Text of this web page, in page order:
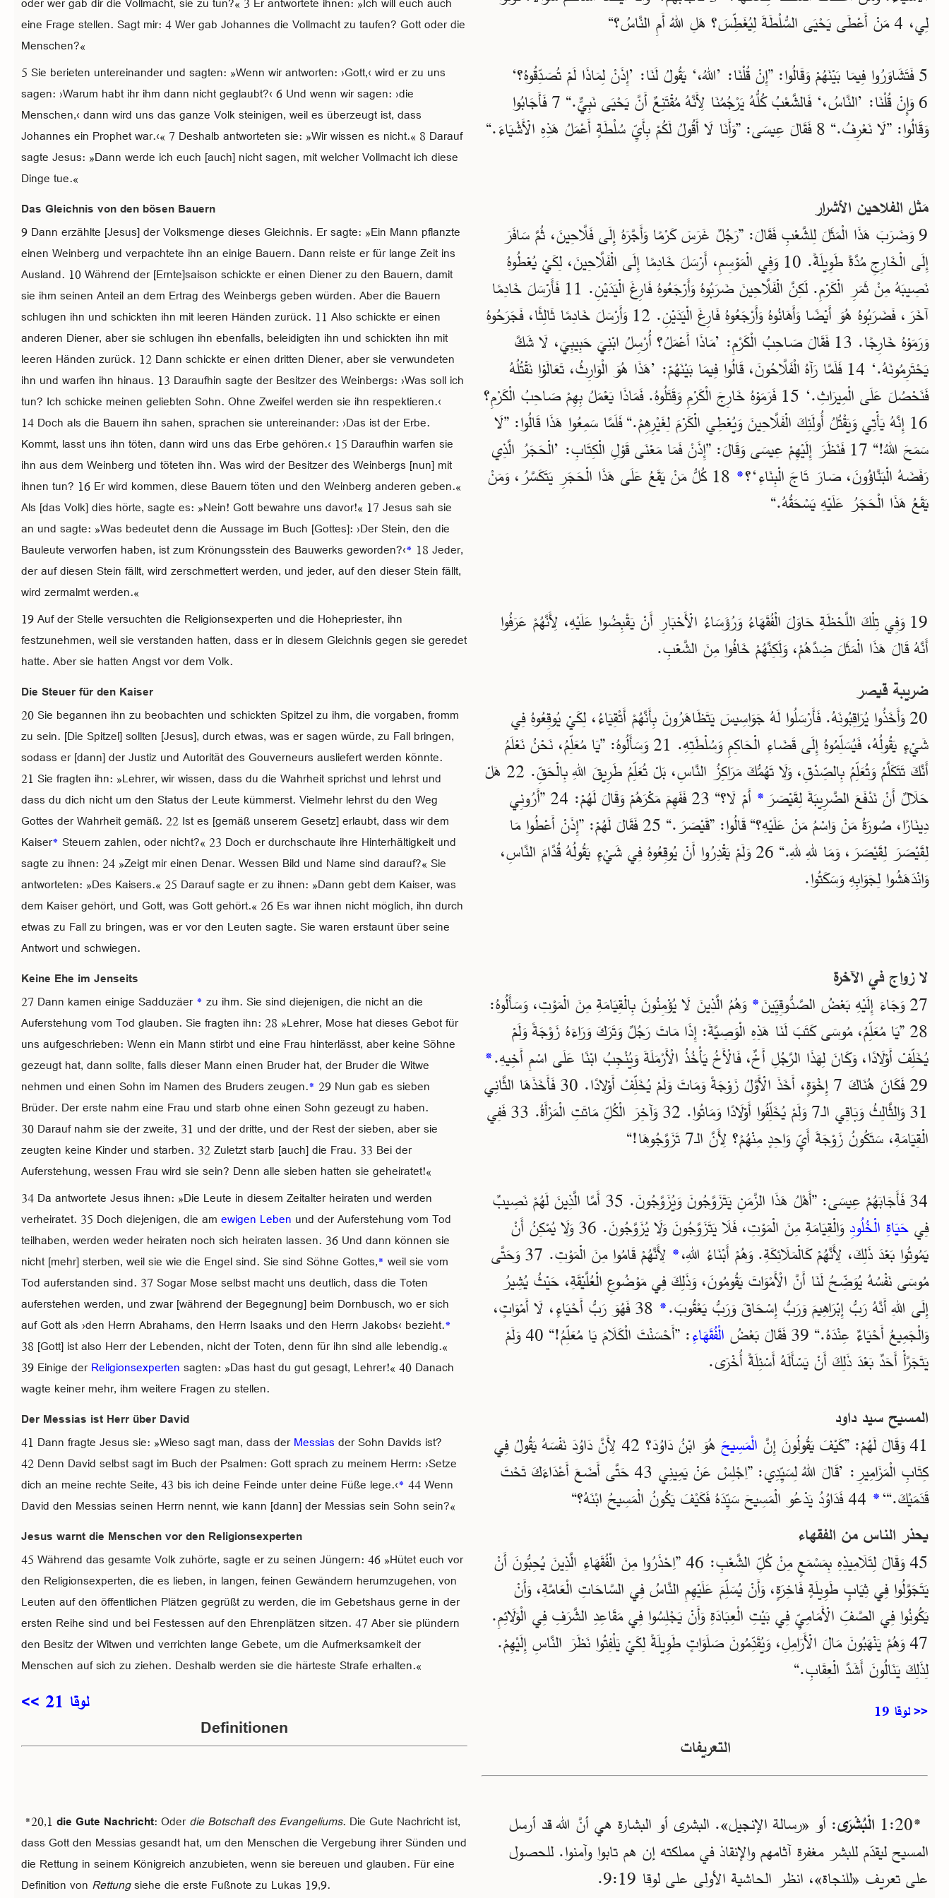
لِي، 4 مَنْ أَعْطَى يَحْيَى السُّلْطَةَ لِيُغَطِّسَ؟ هَلِ اللهُ أَمِ النَّاسُ؟“
eine Frage stellen. Sagt mir: 4 Wer gab Johannes die Vollmacht zu taufen? Gott oder die
Menschen?«
5 فَتَشَاوَرُوا فِيمَا بَيْنَهُمْ وَقَالُوا: ”إِنْ قُلْنَا: ’اللهُ،‘ يَقُولُ لَنَا: ’إِذَنْ لِمَاذَا لَمْ تُصَدِّقُوهُ؟‘
6 وَإِنْ قُلْنَا: ’النَّاسُ،‘ فَالشَّعْبُ كُلُّهُ يَرْجُمُنَا لِأَنَّهُ مُقْتَنِعٌ أَنَّ يَحْيَى نَبِيٌّ.“ 7 فَأَجَابُوا
وَقَالُوا: ”لَا نَعْرِفُ.“ 8 فَقَالَ عِيسَى: ”وَأَنَا لَا أَقُولُ لَكُمْ بِأَيِّ سُلْطَةٍ أَعْمَلُ هَذِهِ الْأَشْيَاءَ.“
5 Sie berieten untereinander und sagten: »Wenn wir antworten: ›Gott,‹ wird er zu uns
sagen: ›Warum habt ihr ihm dann nicht geglaubt?‹ 6 Und wenn wir sagen: ›die
Menschen,‹ dann wird uns das ganze Volk steinigen, weil es überzeugt ist, dass
Johannes ein Prophet war.‹« 7 Deshalb antworteten sie: »Wir wissen es nicht.« 8 Darauf
sagte Jesus: »Dann werde ich euch [auch] nicht sagen, mit welcher Vollmacht ich diese
Dinge tue.«
مَثل الفلاحين الأشرار
9 وَضَرَبَ هَذَا الْمَثَلَ لِلشَّعْبِ فَقَالَ: ”رَجُلٌ غَرَسَ كَرْمًا وَأَجَّرَهُ إِلَى فَلَّاحِينَ، ثُمَّ سَافَرَ
إِلَى الْخَارِجِ مُدَّةً طَوِيلَةً. 10 وَفِي الْمَوْسِمِ، أَرْسَلَ خَادِمًا إِلَى الْفَلَّاحِينَ، لِكَيْ يُعْطُوهُ
نَصِيبَهُ مِنْ ثَمَرِ الْكَرْمِ. لَكِنَّ الْفَلَّاحِينَ ضَرَبُوهُ وَأَرْجَعُوهُ فَارِغَ الْيَدَيْنِ. 11 فَأَرْسَلَ خَادِمًا
آخَرَ، فَضَرَبُوهُ هُوَ أَيْضًا وَأَهَانُوهُ وَأَرْجَعُوهُ فَارِغَ الْيَدَيْنِ. 12 وَأَرْسَلَ خَادِمًا ثَالِثًا، فَجَرَحُوهُ
وَرَمَوْهُ خَارِجًا. 13 فَقَالَ صَاحِبُ الْكَرْمِ: ’مَاذَا أَعْمَلُ؟ أُرْسِلُ ابْنِيَ حَبِيبِيَ، لَا شَكَّ
يَحْتَرِمُونَهُ.‘ 14 فَلَمَّا رَآهُ الْفَلَّاحُونَ، قَالُوا فِيمَا بَيْنَهُمْ: ’هَذَا هُوَ الْوَارِثُ، تَعَالَوْا نَقْتُلُهُ
فَنَحْصُلَ عَلَى الْمِيرَاثِ.‘ 15 فَرَمَوْهُ خَارِجَ الْكَرْمِ وَقَتَلُوهُ. فَمَاذَا يَعْمَلُ بِهِمْ صَاحِبُ الْكَرْمِ؟
16 إِنَّهُ يَأْتِي وَيَقْتُلُ أُولَئِكَ الْفَلَّاحِينَ وَيُعْطِي الْكَرْمَ لِغَيْرِهِمْ.“ فَلَمَّا سَمِعُوا هَذَا قَالُوا: ”لَا
سَمَحَ اللهُ!“ 17 فَنَظَرَ إِلَيْهِمْ عِيسَى وَقَالَ: ”إِذَنْ فَمَا مَعْنَى قَوْلِ الْكِتَابِ: ’الْحَجَرُ الَّذِي
رَفَضَهُ الْبَنَّاؤُونَ، صَارَ تَاجَ الْبِنَاءِ‘؟*
18 كُلُّ مَنْ يَقَعُ عَلَى هَذَا الْحَجَرِ يَتَكَسَّرُ، وَمَنْ
يَقَعُ هَذَا الْحَجَرُ عَلَيْهِ يَسْحَقُهُ.“
Das Gleichnis von den bösen Bauern
9 Dann erzählte [Jesus] der Volksmenge dieses Gleichnis. Er sagte: »Ein Mann pflanzte
einen Weinberg und verpachtete ihn an einige Bauern. Dann reiste er für lange Zeit ins
Ausland. 10 Während der [Ernte]saison schickte er einen Diener zu den Bauern, damit
sie ihm seinen Anteil an dem Ertrag des Weinbergs geben würden. Aber die Bauern
schlugen ihn und schickten ihn mit leeren Händen zurück. 11 Also schickte er einen
anderen Diener, aber sie schlugen ihn ebenfalls, beleidigten ihn und schickten ihn mit
leeren Händen zurück. 12 Dann schickte er einen dritten Diener, aber sie verwundeten
ihn und warfen ihn hinaus. 13 Daraufhin sagte der Besitzer des Weinbergs: ›Was soll ich
tun? Ich schicke meinen geliebten Sohn. Ohne Zweifel werden sie ihn respektieren.‹
14 Doch als die Bauern ihn sahen, sprachen sie untereinander: ›Das ist der Erbe.
Kommt, lasst uns ihn töten, dann wird uns das Erbe gehören.‹ 15 Daraufhin warfen sie
ihn aus dem Weinberg und töteten ihn. Was wird der Besitzer des Weinbergs [nun] mit
ihnen tun? 16 Er wird kommen, diese Bauern töten und den Weinberg anderen geben.«
Als [das Volk] dies hörte, sagte es: »Nein! Gott bewahre uns davor!« 17 Jesus sah sie
an und sagte: »Was bedeutet denn die Aussage im Buch [Gottes]: ›Der Stein, den die
Bauleute verworfen haben, ist zum Krönungsstein des Bauwerks geworden?‹* 18 Jeder,
der auf diesen Stein fällt, wird zerschmettert werden, und jeder, auf den dieser Stein fällt,
wird zermalmt werden.«
19 وَفِي تِلْكَ اللَّحْظَةِ حَاوَلَ الْفُقَهَاءُ وَرُؤَسَاءُ الْأَحْبَارِ أَنْ يَقْبِضُوا عَلَيْهِ، لِأَنَّهُمْ عَرَفُوا
أَنَّهُ قَالَ هَذَا الْمَثَلَ ضِدَّهُمْ، وَلَكِنَّهُمْ خَافُوا مِنَ الشَّعْبِ.
19 Auf der Stelle versuchten die Religionsexperten und die Hohepriester, ihn
festzunehmen, weil sie verstanden hatten, dass er in diesem Gleichnis gegen sie geredet
hatte. Aber sie hatten Angst vor dem Volk.
ضريبة قيصر
20 وَأَخَذُوا يُرَاقِبُونَهُ. فَأَرْسَلُوا لَهُ جَوَاسِيسَ يَتَظَاهَرُونَ بِأَنَّهُمْ أَتْقِيَاءُ، لِكَيْ يُوقِعُوهُ فِي
شَيْءٍ يَقُولُهُ، فَيُسَلِّمُوهُ إِلَى قَضَاءِ الْحَاكِمِ وَسُلْطَتِهِ. 21 وَسَأَلُوهُ: ”يَا مُعَلِّمُ، نَحْنُ نَعْلَمُ
أَنَّكَ تَتَكَلَّمُ وَتُعَلِّمُ بِالصِّدْقِ، وَلَا تَهُمُّكَ مَرَاكِزُ النَّاسِ، بَلْ تُعَلِّمُ طَرِيقَ اللهِ بِالْحَقِّ. 22 هَلْ
حَلَالٌ أَنْ نَدْفَعَ الضَّرِيبَةَ لِقَيْصَرَ *
أَمْ لَا؟“ 23 فَفَهِمَ مَكْرَهُمْ وَقَالَ لَهُمْ: 24 ”أَرُونِي
دِينَارًا، صُورَةُ مَنْ وَاسْمُ مَنْ عَلَيْهِ؟“ قَالُوا: ”قَيْصَرَ.“ 25 فَقَالَ لَهُمْ: ”إِذَنْ أَعْطُوا مَا
لِقَيْصَرَ لِقَيْصَرَ، وَمَا للهِ للهِ.“ 26 وَلَمْ يَقْدِرُوا أَنْ يُوقِعُوهُ فِي شَيْءٍ يَقُولُهُ قُدَّامَ النَّاسِ،
وَانْدَهَشُوا لِجَوَابِهِ وَسَكَتُوا.
Die Steuer für den Kaiser
20 Sie begannen ihn zu beobachten und schickten Spitzel zu ihm, die vorgaben, fromm
zu sein. [Die Spitzel] sollten [Jesus], durch etwas, was er sagen würde, zu Fall bringen,
sodass er [dann] der Justiz und Autorität des Gouverneurs ausliefert werden könnte.
21 Sie fragten ihn: »Lehrer, wir wissen, dass du die Wahrheit sprichst und lehrst und
dass du dich nicht um den Status der Leute kümmerst. Vielmehr lehrst du den Weg
Gottes der Wahrheit gemäß. 22 Ist es [gemäß unserem Gesetz] erlaubt, dass wir dem
Kaiser* Steuern zahlen, oder nicht?« 23 Doch er durchschaute ihre Hinterhältigkeit und
sagte zu ihnen: 24 »Zeigt mir einen Denar. Wessen Bild und Name sind darauf?« Sie
antworteten: »Des Kaisers.« 25 Darauf sagte er zu ihnen: »Dann gebt dem Kaiser, was
dem Kaiser gehört, und Gott, was Gott gehört.« 26 Es war ihnen nicht möglich, ihn durch
etwas zu Fall zu bringen, was er vor den Leuten sagte. Sie waren erstaunt über seine
Antwort und schwiegen.
لا زواج في الآخرة
27 وَجَاءَ إِلَيْهِ بَعْضُ الصَّدُّوقِيِّينَ * وَهُمُ الَّذِينَ لَا يُؤْمِنُونَ بِالْقِيَامَةِ مِنَ الْمَوْتِ، وَسَأَلُوهُ:
28 ”يَا مُعَلِّمُ، مُوسَى كَتَبَ لَنَا هَذِهِ الْوَصِيَّةَ: إِذَا مَاتَ رَجُلٌ وَتَرَكَ وَرَاءَهُ زَوْجَةً وَلَمْ
يُخَلِّفْ أَوْلَادًا، وَكَانَ لِهَذَا الرَّجُلِ أَخٌ، فَالْأَخُ يَأْخُذُ الْأَرْمَلَةَ وَيُنْجِبُ ابْنًا عَلَى اسْمِ أَخِيهِ.*
29 فَكَانَ هُنَاكَ 7 إِخْوَةٍ، أَخَذَ الْأَوَّلُ زَوْجَةً وَمَاتَ وَلَمْ يُخَلِّفْ أَوْلادًا. 30 فَأَخَذَهَا الثَّانِي
31 وَالثَّالِثُ وَبَاقِي الـ7 وَلَمْ يُخَلِّفُوا أَوْلَادًا وَمَاتُوا. 32 وَآخِرَ الْكُلِّ مَاتَتِ الْمَرْأَةُ. 33 فَفِي
الْقِيَامَةِ، سَتَكُونُ زَوْجَةَ أَيِّ وَاحِدٍ مِنْهُمْ؟ لِأَنَّ الـ7 تَزَوَّجُوهَا!“
Keine Ehe im Jenseits
27 Dann kamen einige Sadduzäer* zu ihm. Sie sind diejenigen, die nicht an die
Auferstehung vom Tod glauben. Sie fragten ihn: 28 »Lehrer, Mose hat dieses Gebot für
uns aufgeschrieben: Wenn ein Mann stirbt und eine Frau hinterlässt, aber keine Söhne
gezeugt hat, dann sollte, falls dieser Mann einen Bruder hat, der Bruder die Witwe
nehmen und einen Sohn im Namen des Bruders zeugen.* 29 Nun gab es sieben
Brüder. Der erste nahm eine Frau und starb ohne einen Sohn gezeugt zu haben.
30 Darauf nahm sie der zweite, 31 und der dritte, und der Rest der sieben, aber sie
zeugten keine Kinder und starben. 32 Zuletzt starb [auch] die Frau. 33 Bei der
Auferstehung, wessen Frau wird sie sein? Denn alle sieben hatten sie geheiratet!«
34 فَأَجَابَهُمْ عِيسَى: ”أَهْلُ هَذَا الزَّمَنِ يَتَزَوَّجُونَ وَيُزَوَّجُونَ. 35 أَمَّا الَّذِينَ لَهُمْ نَصِيبٌ
فِيحَيَاةِ الْخُلُودِ
وَالْقِيَامَةِ مِنَ الْمَوْتِ، فَلَا يَتَزَوَّجُونَ وَلَا يُزَوَّجُونَ. 36 وَلَا يُمْكِنُ أَنْ
يَمُوتُوا بَعْدَ ذَلِكَ، لِأَنَّهُمْ كَالْمَلَائِكَةِ. وَهُمْ أَبْنَاءُ اللهِ،*
لِأَنَّهُمْ قَامُوا مِنَ الْمَوْتِ. 37 وَحَتَّى
مُوسَى نَفْسُهُ يُوَضِّحُ لَنَا أَنَّ الْأَمْوَاتَ يَقُومُونَ، وَذَلِكَ فِي مَوْضُوعِ الْعُلَّيْقَةِ، حَيْثُ يُشِيرُ
إِلَى اللهِ أَنَّهُ رَبُّ إِبْرَاهِيمَ وَرَبُّ إِسْحَاقَ وَرَبُّ يَعْقُوبَ.*
38 فَهُوَ رَبُّ أَحْيَاءٍ، لَا أَمْوَاتٍ،
وَالْجَمِيعُ أَحْيَاءٌ عِنْدَهُ.“ 39 فَقَالَ بَعْضُ
الْفُقَهَاءِ
: ”أَحْسَنْتَ الْكَلَامَ يَا مُعَلِّمُ!“ 40 وَلَمْ
يَتَجَرَّأْ أَحَدٌ بَعْدَ ذَلِكَ أَنْ يَسْأَلَهُ أَسْئِلَةً أُخْرَى.
34 Da antwortete Jesus ihnen: »Die Leute in diesem Zeitalter heiraten und werden
verheiratet. 35 Doch diejenigen, die am ewigen Leben und der Auferstehung vom Tod
teilhaben, werden weder heiraten noch sich heiraten lassen. 36 Und dann können sie
nicht [mehr] sterben, weil sie wie die Engel sind. Sie sind Söhne Gottes,* weil sie vom
Tod auferstanden sind. 37 Sogar Mose selbst macht uns deutlich, dass die Toten
auferstehen werden, und zwar [während der Begegnung] beim Dornbusch, wo er sich
auf Gott als ›den Herrn Abrahams, den Herrn Isaaks und den Herrn Jakobs‹ bezieht.*
38 [Gott] ist also Herr der Lebenden, nicht der Toten, denn für ihn sind alle lebendig.«
39 Einige derReligionsexperten sagten: »Das hast du gut gesagt, Lehrer!« 40 Danach
wagte keiner mehr, ihm weitere Fragen zu stellen.
المسيح سيد داود
41 وَقَالَ لَهُمْ: ”كَيْفَ يَقُولُونَ إِنَّ الْمَسِيحَ
هُوَ ابْنُ دَاوُدَ؟ 42 لِأَنَّ دَاوُدَ نَفْسَهُ يَقُولُ فِي
كِتَابِ الْمَزَامِيرِ: ’قَالَ اللهُ لِسَيِّدِي: ”اِجْلِسْ عَنْ يَمِينِي 43 حَتَّى أَضَعَ أَعْدَاءَكَ تَحْتَ
قَدَمَيْكَ.“‘*
Der Messias ist Herr über David
41 Dann fragte Jesus sie: »Wieso sagt man, dass derMessias der Sohn Davids ist?
42 Denn David selbst sagt im Buch der Psalmen: Gott sprach zu meinem Herrn: ›Setze
dich an meine rechte Seite, 43 bis ich deine Feinde unter deine Füße lege.‹* 44 Wenn
David den Messias seinen Herrn nennt, wie kann [dann] der Messias sein Sohn sein?«
يحذر الناس من الفقهاء
45 وَقَالَ لِتَلَامِيذِهِ بِمَسْمَعٍ مِنْ كُلِّ الشَّعْبِ: 46 ”اِحْذَرُوا مِنَ الْفُقَهَاءِ الَّذِينَ يُحِبُّونَ أَنْ
يَتَجَوَّلُوا فِي ثِيَابٍ طَوِيلَةٍ فَاخِرَةٍ، وَأَنْ يُسَلِّمَ عَلَيْهِمِ النَّاسُ فِي السَّاحَاتِ الْعَامَّةِ، وَأَنْ
يَكُونُوا فِي الصَّفِّ الْأَمَامِيِّ فِي بَيْتِ الْعِبَادَةِ وَأَنْ يَجْلِسُوا فِي مَقَاعِدِ الشَّرَفِ فِي الْوَلَائِمِ.
47 وَهُمْ يَنْهَبُونَ مَالَ الْأَرَامِلِ، وَيُقَدِّمُونَ صَلَوَاتٍ طَوِيلَةً لِكَيْ يَلْفِتُوا نَظَرَ النَّاسِ إِلَيْهِمْ.
لِذَلِكَ يَنَالُونَ أَشَدَّ الْعِقَابِ.“
Jesus warnt die Menschen vor den Religionsexperten
45 Während das gesamte Volk zuhörte, sagte er zu seinen Jüngern: 46 »Hütet euch vor
den Religionsexperten, die es lieben, in langen, feinen Gewändern herumzugehen, von
Leuten auf den öffentlichen Plätzen gegrüßt zu werden, die im Gebetshaus gerne in der
ersten Reihe sind und bei Festessen auf den Ehrenplätzen sitzen. 47 Aber sie plündern
den Besitz der Witwen und verrichten lange Gebete, um die Aufmerksamkeit der
Menschen auf sich zu ziehen. Deshalb werden sie die härteste Strafe erhalten.«
<< لوقا 19
التعريفات
لوقا 21 >>
Definitionen
*20‏:1 الْبُشْرَى: أو «رسالة الإنجيل». البشرى أو البشارة هي أنَّ الله قد أرسل
المسيح ليقدّم للبشر مغفرة آثامهم والإنقاذ في مملكته إن هم تابوا وآمنوا. للحصول
على تعريف «للنجاة»، انظر الحاشية الأولى على لوقا 19‏:9.
*20,1 die Gute Nachricht: Oderdie Botschaft des Evangeliums. Die Gute Nachricht ist,
dass Gott den Messias gesandt hat, um den Menschen die Vergebung ihrer Sünden und
die Rettung in seinem Königreich anzubieten, wenn sie bereuen und glauben. Für eine
Definition von Rettungsiehe die erste Fußnote zu Lukas 19,9.